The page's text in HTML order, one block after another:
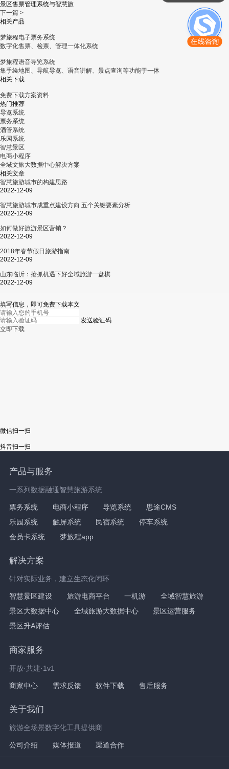
景区售票管理系统与智慧旅
下一篇 >
相关产品
梦旅程电子票务系统
数字化售票、检票、管理一体化系统
梦旅程语音导览系统
集手绘地图、导航导览、语音讲解、景点查询等功能于一体
相关下载
免费下载方案资料
热门推荐
导览系统
票务系统
酒管系统
乐园系统
智慧景区
电商小程序
全域文旅大数据中心解决方案
相关文章
智慧旅游城市的构建思路
2022-12-09
智慧旅游城市成重点建设方向 五个关键要素分析
2022-12-09
如何做好旅游景区营销？
2022-12-09
2018年春节假日旅游指南
2022-12-09
山东临沂：抢抓机遇下好全域旅游一盘棋
2022-12-09
填写信息，即可免费下载本文
发送验证码
立即下载
微信扫一扫
抖音扫一扫
产品与服务
一系列数据融通智慧旅游系统
票务系统 电商小程序 导览系统
思途CMS
乐园系统
触屏系统 民宿系统
停车系统
会员卡系统
梦旅程app
解决方案
针对实际业务，建立生态化闭环
智慧景区建设 旅游电商平台 一机游
全域智慧旅游
景区大数据中心
全域旅游大数据中心
景区运营服务
景区升A评估
商家服务
开放·共建·1v1
商家中心 需求反馈 软件下载 售后服务
关于我们
旅游全场景数字化工具提供商
公司介绍 媒体报道 渠道合作